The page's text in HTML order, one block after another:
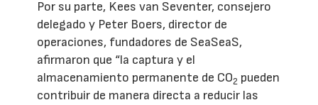
Por su parte, Kees van Seventer, consejero
delegado y Peter Boers, director de
operaciones, fundadores de SeaSeaS,
afirmaron que “la captura y el
almacenamiento permanente de CO2 pueden
contribuir de manera directa a reducir las